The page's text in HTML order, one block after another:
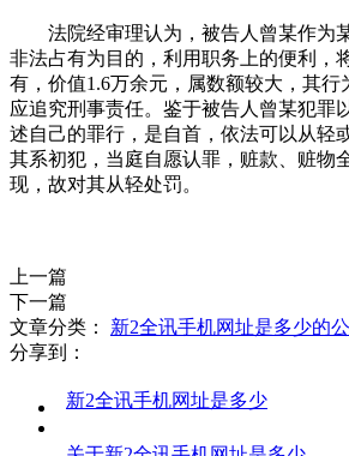
法院经审理认为，被告人曾某作为
非法占有为目的，利用职务上的便利，
有，价值1.6万余元，属数额较大，其行
应追究刑事责任。鉴于被告人曾某犯罪
述自己的罪行，是自首，依法可以从轻
其系初犯，当庭自愿认罪，赃款、赃物
现，故对其从轻处罚。
上一篇
下一篇
文章分类：
新2全讯手机网址是多少的
分享到：
新2全讯手机网址是多少